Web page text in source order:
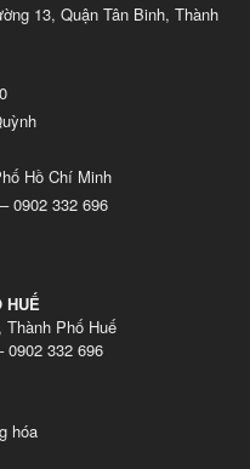
13, Quận Tân Binh, Thành
Hồ Chí Minh
–0902 332 696
HUẾ
Phố Huế
0902 332 696
hóa